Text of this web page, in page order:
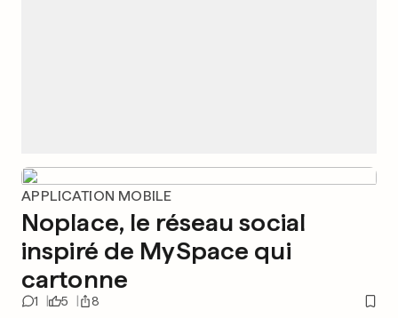
APPLICATION MOBILE
Noplace, le réseau social
inspiré de MySpace qui
cartonne
1 5 8